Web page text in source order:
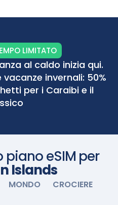
LIMITATO
al caldo inizia qui.
invernali: 50%
per i Caraibi e il
piano eSIM per
Islands
MONDO CROCIERE